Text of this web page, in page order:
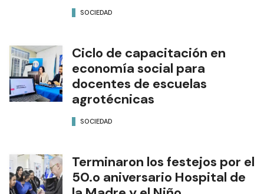
SOCIEDAD
Ciclo de capacitación en
economía social para
docentes de escuelas
agrotécnicas
SOCIEDAD
Terminaron los festejos por el
50.o aniversario Hospital de